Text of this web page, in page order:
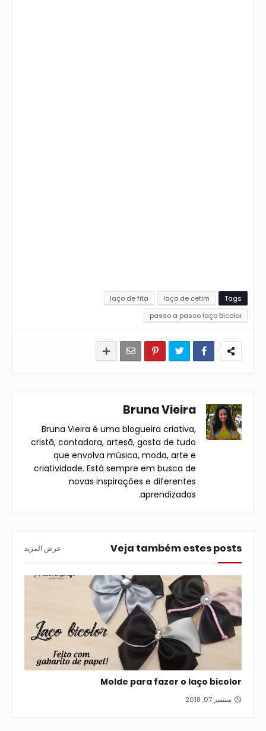
Tags
laço de cetim
laço de fita
passo a passo laço bicolor
Bruna Vieira
Bruna Vieira é uma blogueira criativa,
cristã, contadora, artesã, gosta de tudo
que envolva música, moda, arte e
criatividade. Está sempre em busca de
novas inspirações e diferentes
aprendizados.
Veja também estes posts عرض المزيد
Molde para fazer o laço bicolor
سبتمبر 07, 2018